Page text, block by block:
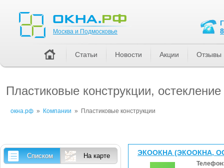
Пластиковые конструкции,
окна.рф » Компании » Пластиковые конструкции
ЭКООКНА (ЭКООКНА,
Списком На карте
Москва и Подмосковье
Статьи Новости Акции Отзывы